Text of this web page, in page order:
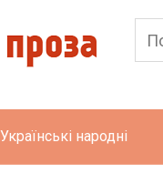
Українські народні